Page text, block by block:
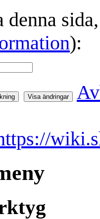
denna
):